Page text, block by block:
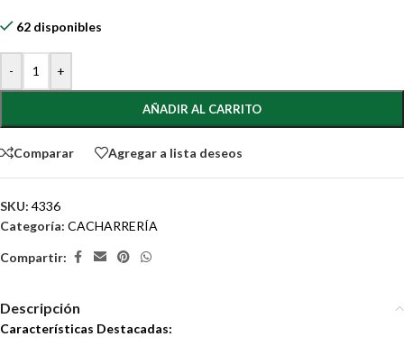
62 disponibles
- +
AÑADIR AL CARRITO
Comparar Agregar a lista deseos
SKU: 4336
Categoría: CACHARRERÍA
Compartir:
Descripción
Características Destacadas: